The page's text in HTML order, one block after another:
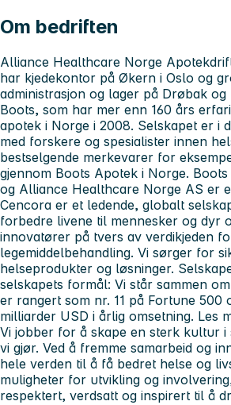
Om bedriften
Alliance Healthcare Norge
har kjedekontor på Økern i Oslo og
administrasjon og lager på Drøbak og
Boots, som har mer enn 160 års
apotek i Norge i 2008. Selskapet er i
med forskere og spesialister innen
bestselgende merkevarer for
gjennom Boots Apotek i Norge.
og Alliance Healthcare Norge AS er
Cencora er et ledende, globalt
forbedre livene til mennesker og dyr
innovatører på tvers av verdikjeden
legemiddelbehandling. Vi sørger for
helseprodukter og løsninger.
selskapets formål: Vi står sammen
er rangert som nr. 11 på Fortune
milliarder USD i årlig omsetning. Les
Vi jobber for å skape en sterk kultur
vi gjør. Ved å fremme samarbeid og
hele verden til å få bedret helse og
muligheter for utvikling og
respektert, verdsatt og inspirert til å